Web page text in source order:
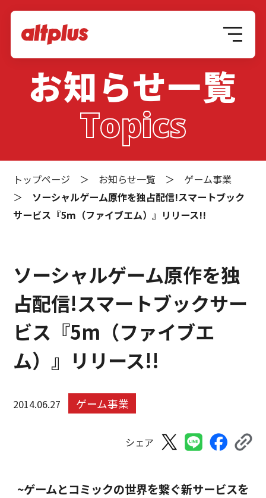
お知らせ一覧
Topics
トップページ ＞ お知らせ一覧 ＞ ゲーム事業
＞ ソーシャルゲーム原作を独占配信!スマートブック
サービス『5m（ファイブエム）』リリース!!
ソーシャルゲーム原作を独
占配信!スマートブックサー
ビス『5m（ファイブエ
ム）』リリース!!
2014.06.27 ゲーム事業
シェア
~ゲームとコミックの世界を繋ぐ新サービスを